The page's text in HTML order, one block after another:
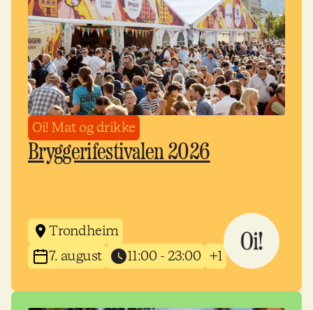
Oi! Mat og drikke
Bryggerifestivalen 2026
Trondheim
7. august
11:00 - 23:00 +1